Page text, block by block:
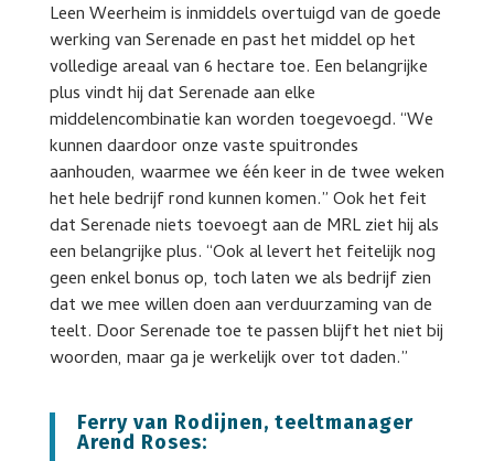
Leen Weerheim is inmiddels overtuigd van de goede
werking van Serenade en past het middel op het
volledige areaal van 6 hectare toe. Een belangrijke
plus vindt hij dat Serenade aan elke
middelencombinatie kan worden toegevoegd. “We
kunnen daardoor onze vaste spuitrondes
aanhouden, waarmee we één keer in de twee weken
het hele bedrijf rond kunnen komen.” Ook het feit
dat Serenade niets toevoegt aan de MRL ziet hij als
een belangrijke plus. “Ook al levert het feitelijk nog
geen enkel bonus op, toch laten we als bedrijf zien
dat we mee willen doen aan verduurzaming van de
teelt. Door Serenade toe te passen blijft het niet bij
woorden, maar ga je werkelijk over tot daden.”
Ferry van Rodijnen, teeltmanager
Arend Roses: